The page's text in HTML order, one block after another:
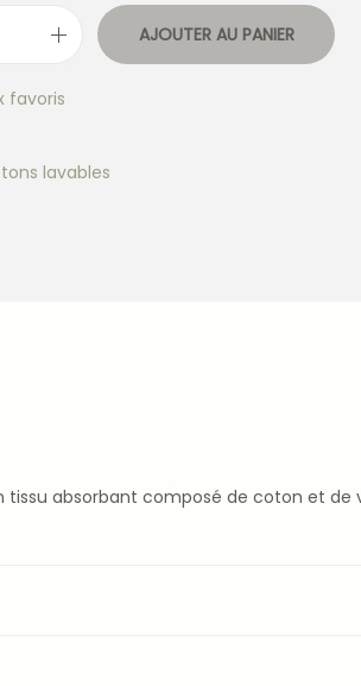
AJOUTER AU PANIER
favoris
lavables
tissu absorbant composé de coton et de